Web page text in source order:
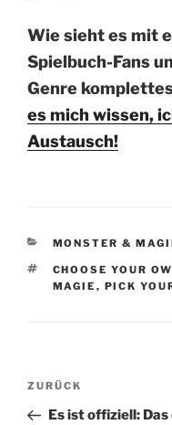
Wie sieht es mit
Spielbuch-Fans
Genre
es mich wissen,
Austausch!
KATEGORIEN
MONSTER &
SCHLAGWÖRTER
CHOOSE YOUR
MAGIE , PICK
Vorheriger
Beitrag
ZURÜCK
Es ist offiziell: